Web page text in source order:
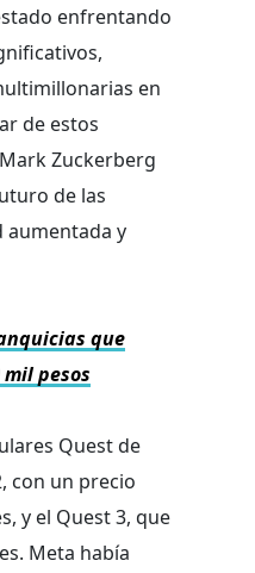
enfrentando
en
de estos
Zuckerberg
de las
aumentada y
que
pesos
Quest de
con un precio
y el Quest 3, que
Meta había